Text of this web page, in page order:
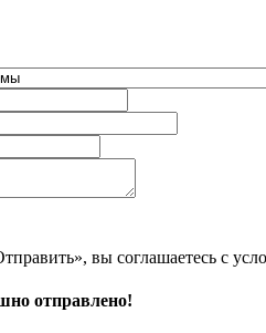
вы соглашаетесь с
отправлено!